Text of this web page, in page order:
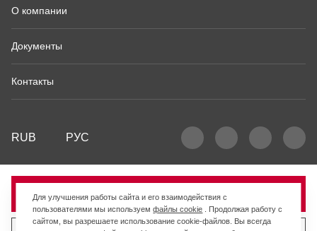
Продано
О компании
Документы
Контакты
RUB РУС
Для улучшения работы сайта и его взаимодействия с
пользователями мы используемфайлы cookie . Продолжая работу с
сайтом, вы разрешаете использование cookie-файлов. Вы всегда